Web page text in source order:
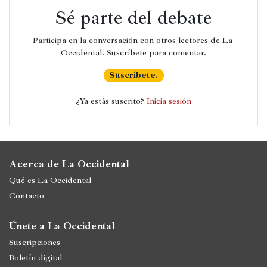
Sé parte del debate
Participa en la conversación con otros lectores de La
Occidental. Suscríbete para comentar.
Suscríbete.
¿Ya estás suscrito? Inicia sesión
Acerca de La Occidental
Qué es La Occidental
Contacto
Únete a La Occidental
Suscripciones
Boletín digital